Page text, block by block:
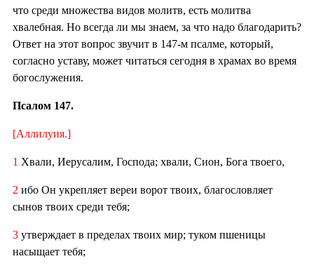
что среди множества видов молитв, есть молитва
хвалебная. Но всегда ли мы знаем, за что надо благодарить?
Ответ на этот вопрос звучит в 147-м псалме, который,
согласно уставу, может читаться сегодня в храмах во время
богослужения.
Псалом 147.
[Аллилуия.]
1 Хвали, Иерусалим, Господа; хвали, Сион, Бога твоего,
2 ибо Он укрепляет вереи ворот твоих, благословляет
сынов твоих среди тебя;
3 утверждает в пределах твоих мир; туком пшеницы
насыщает тебя;